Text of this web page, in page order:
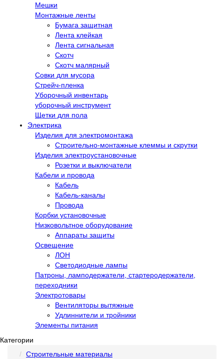
Мешки
Монтажные ленты
Бумага защитная
Лента клейкая
Лента сигнальная
Скотч
Скотч малярный
Совки для мусора
Стрейч-пленка
Уборочный инвентарь
уборочный инструмент
Щетки для пола
Электрика
Изделия для электромонтажа
Строительно-монтажные клеммы и скрутки
Изделия электроустановочные
Розетки и выключатели
Кабели и провода
Кабель
Кабель-каналы
Провода
Корбки установочные
Низковольтное оборудование
Аппараты защиты
Освещение
ЛОН
Светодиодные лампы
Патроны, ламподержатели, стартеродержатели,
переходники
Электротовары
Вентиляторы вытяжные
Удлиннители и тройники
Элементы питания
Категории
Строительные материалы